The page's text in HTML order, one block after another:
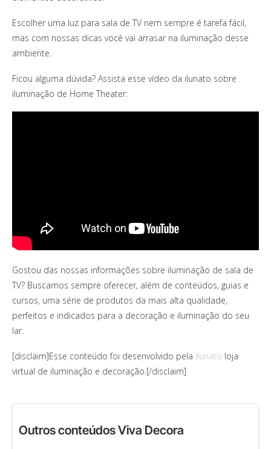
Escolher uma luz para sala de TV nem sempre é tarefa fácil,
mas com nossas dicas você vai arrasar na iluminação desse
ambiente.
Ficou alguma dúvida? Assista esse vídeo da ilunato sobre
iluminação de Home Theater:
Gostou das nossas informações sobre iluminação de sala de
TV? Buscamos sempre oferecer, além de conteúdos, guias e
cursos, uma série de produtos da mais alta qualidade,
perfeitos e indicados para a decoração e iluminação do seu
lar.
[disclaim]Esse conteúdo foi desenvolvido pela Ilunato loja
virtual de iluminação e decoração.[/disclaim]
Outros conteúdos Viva Decora